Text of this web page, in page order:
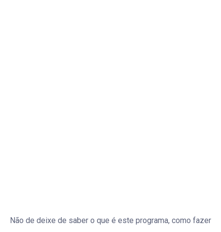
Não de deixe de saber o que é este programa, como fazer